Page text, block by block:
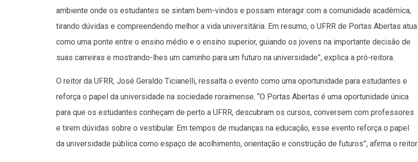
ambiente onde os estudantes se sintam bem-vindos e possam interagir com a comunidade acadêmica,
tirando dúvidas e compreendendo melhor a vida universitária. Em resumo, o UFRR de Portas Abertas atua
como uma ponte entre o ensino médio e o ensino superior, guiando os jovens na importante decisão de
suas carreiras e mostrando-lhes um caminho para um futuro na universidade”, explica a pró-reitora.
O reitor da UFRR, José Geraldo Ticianelli, ressalta o evento como uma oportunidade para estudantes e
reforça o papel da universidade na sociedade roraimense. “O Portas Abertas é uma oportunidade única
para que os estudantes conheçam de perto a UFRR, descubram os cursos, conversem com professores
e tirem dúvidas sobre o vestibular. Em tempos de mudanças na educação, esse evento reforça o papel
da universidade pública como espaço de acolhimento, orientação e construção de futuros”, afirma o reitor